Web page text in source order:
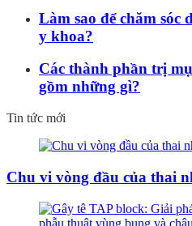
Làm sao để chăm sóc
y khoa?
Các thành phần trị
gồm những gì?
Tin tức mới
Chu vi vòng đầu của thai